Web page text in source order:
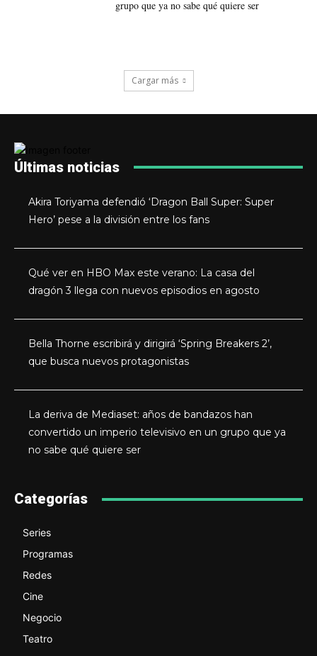
grupo que ya no sabe qué quiere ser
Cargar más
Últimas noticias
Akira Toriyama defendió ‘Dragon Ball Super: Super
Hero’ pese a la división entre los fans
Qué ver en HBO Max este verano: La casa del
dragón 3 llega con nuevos episodios en agosto
Bella Thorne escribirá y dirigirá ‘Spring Breakers 2’,
que busca nuevos protagonistas
La deriva de Mediaset: años de bandazos han
convertido un imperio televisivo en un grupo que ya
no sabe qué quiere ser
Categorías
Series
Programas
Redes
Cine
Negocio
Teatro